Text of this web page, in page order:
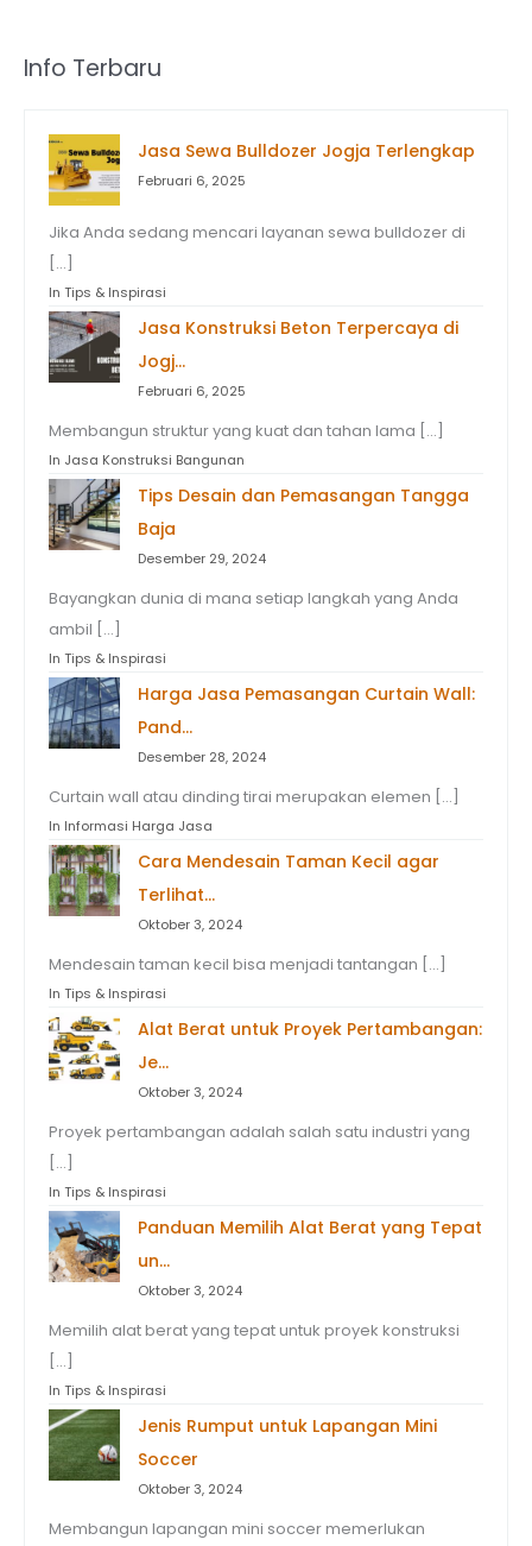
Info Terbaru
Jasa Sewa Bulldozer Jogja Terlengkap
Februari 6, 2025
Jika Anda sedang mencari layanan sewa bulldozer di
[…]
In Tips & Inspirasi
Jasa Konstruksi Beton Terpercaya di
Jogj…
Februari 6, 2025
Membangun struktur yang kuat dan tahan lama […]
In Jasa Konstruksi Bangunan
Tips Desain dan Pemasangan Tangga
Baja
Desember 29, 2024
Bayangkan dunia di mana setiap langkah yang Anda
ambil […]
In Tips & Inspirasi
Harga Jasa Pemasangan Curtain Wall:
Pand…
Desember 28, 2024
Curtain wall atau dinding tirai merupakan elemen […]
In Informasi Harga Jasa
Cara Mendesain Taman Kecil agar
Terlihat…
Oktober 3, 2024
Mendesain taman kecil bisa menjadi tantangan […]
In Tips & Inspirasi
Alat Berat untuk Proyek Pertambangan:
Je…
Oktober 3, 2024
Proyek pertambangan adalah salah satu industri yang
[…]
In Tips & Inspirasi
Panduan Memilih Alat Berat yang Tepat
un…
Oktober 3, 2024
Memilih alat berat yang tepat untuk proyek konstruksi
[…]
In Tips & Inspirasi
Jenis Rumput untuk Lapangan Mini
Soccer
Oktober 3, 2024
Membangun lapangan mini soccer memerlukan